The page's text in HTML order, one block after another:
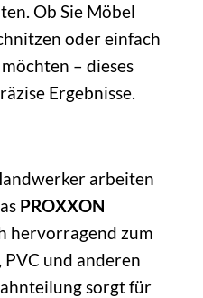
Ob Sie Möbel
oder einfach
– dieses
Ergebnisse.
arbeiten
PROXXON
hervorragend zum
und anderen
sorgt für